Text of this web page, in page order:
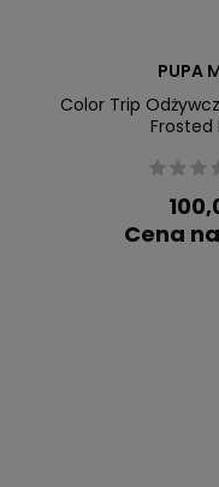
PUPA
Color Trip
Frosted
Cena